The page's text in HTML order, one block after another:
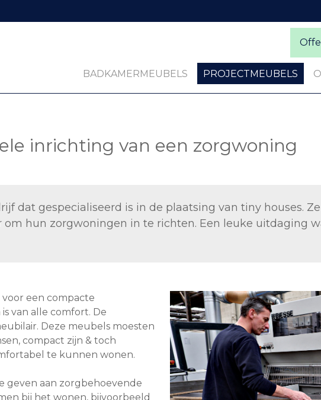
BADKAMERMEUBELS PROJECTMEUBELS
inrichting van een zorgwoning
dat gespecialiseerd is in de plaatsing van tiny houses.
hun zorgwoningen in te richten. Een leuke uitdaging
een compacte
van alle comfort. De
Deze meubels moesten
compact zijn & toch
te kunnen wonen.
geven aan zorgbehoevende
bij het wonen, bijvoorbeeld